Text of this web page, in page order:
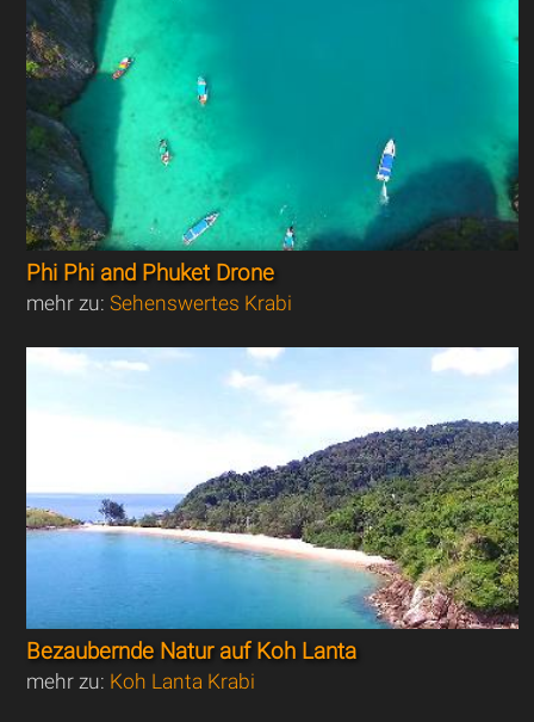
Phi Phi and Phuket Drone
mehr zu:Sehenswertes Krabi
Bezaubernde Natur auf Koh Lanta
mehr zu: Koh Lanta Krabi